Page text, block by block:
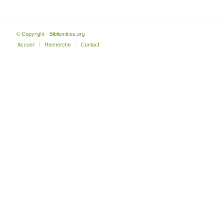
© Copyright - Bibliomines.org
Accueil
Recherche Contact